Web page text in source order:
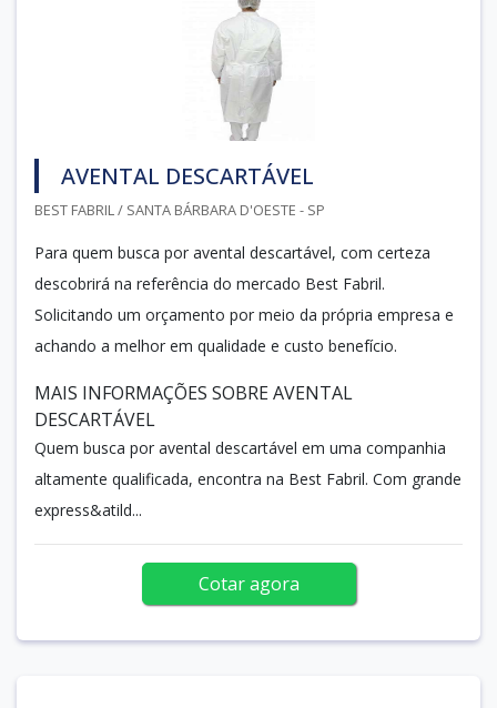
AVENTAL DESCARTÁVEL
BEST FABRIL / SANTA BÁRBARA D'OESTE - SP
Para quem busca por avental descartável, com certeza
descobrirá na referência do mercado Best Fabril.
Solicitando um orçamento por meio da própria empresa e
achando a melhor em qualidade e custo benefício.
MAIS INFORMAÇÕES SOBRE AVENTAL
DESCARTÁVEL
Quem busca por avental descartável em uma companhia
altamente qualificada, encontra na Best Fabril. Com grande
express&atild...
Cotar agora